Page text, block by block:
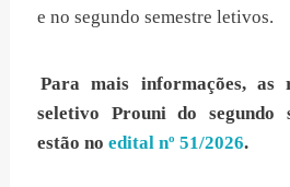
e no segundo semestre letivos.
Para mais informações, as
seletivo Prouni do segundo
estão no edital nº 51/2026.